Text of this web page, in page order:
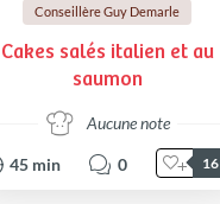
Conseillère Guy Demarle
Cakes salés italien et au
saumon
Aucune note
45 min 0 16